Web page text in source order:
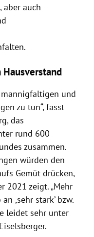
aber auch
und
zu tun“, fasst
das
rund 600
zusammen.
würden den
Gemüt drücken,
2021 zeigt. „Mehr
,sehr stark’ bzw.
leidet sehr unter